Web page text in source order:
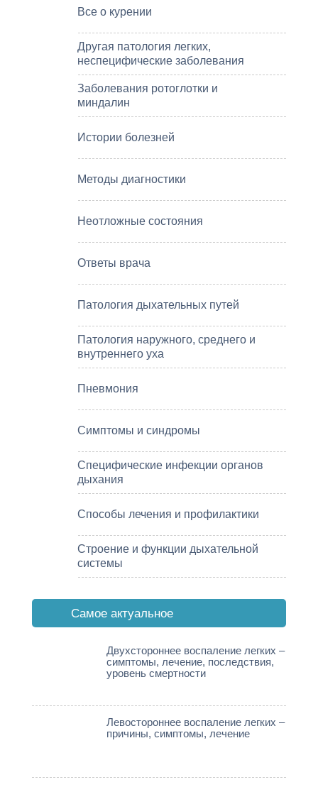
Все о курении
Другая патология легких,
неспецифические заболевания
Заболевания ротоглотки и
миндалин
Истории болезней
Методы диагностики
Неотложные состояния
Ответы врача
Патология дыхательных путей
Патология наружного, среднего и
внутреннего уха
Пневмония
Симптомы и синдромы
Специфические инфекции органов
дыхания
Способы лечения и профилактики
Строение и функции дыхательной
системы
Cамое актуальное
Двухстороннее воспаление легких –
симптомы, лечение, последствия,
уровень смертности
Левостороннее воспаление легких –
причины, симптомы, лечение